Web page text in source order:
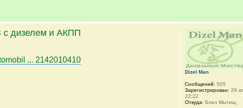
с дизелем и АКПП
... 2142010410
Dizel Man
Сообщений: 505
Зарегистрирован: 29
22:22
Откуда: Близ Мытищ